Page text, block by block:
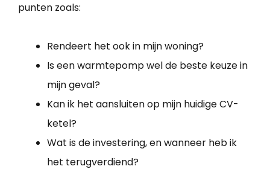
punten zoals:
Rendeert het ook in mijn woning?
Is een warmtepomp wel de beste keuze in
mijn geval?
Kan ik het aansluiten op mijn huidige CV-
ketel?
Wat is de investering, en wanneer heb ik
het terugverdiend?